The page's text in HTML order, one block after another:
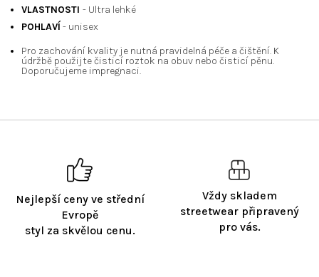
Nejlepší ceny ve střední
Evropě
styl za skvělou cenu.
Vždy skladem
streetwear připravený
pro vás.
VLASTNOSTI - Ultra lehké
POHLAVÍ - unisex
Pro zachování kvality je nutná pravidelná péče a čištění. K
údržbě použijte čisticí roztok na obuv nebo čisticí pěnu.
Doporučujeme impregnaci.